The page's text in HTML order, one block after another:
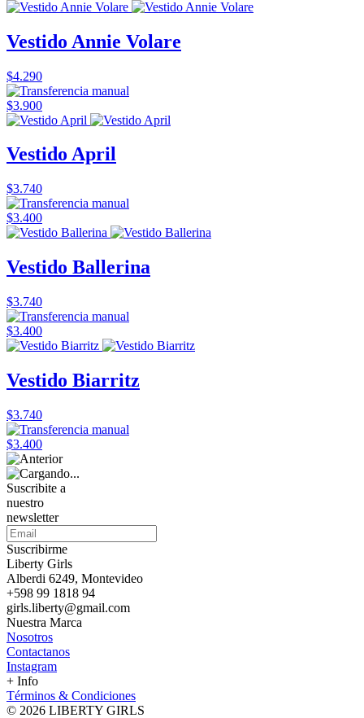
Vestido Annie Volare
$4.290
$3.900
Vestido April
$3.740
$3.400
Vestido Ballerina
$3.740
$3.400
Vestido Biarritz
$3.740
$3.400
Suscribite a
nuestro
newsletter
Suscribirme
Liberty Girls
Alberdi 6249, Montevideo
+598 99 1818 94
girls.liberty@gmail.com
Nuestra Marca
Nosotros
Contactanos
Instagram
+ Info
Términos & Condiciones
© 2026 LIBERTY GIRLS